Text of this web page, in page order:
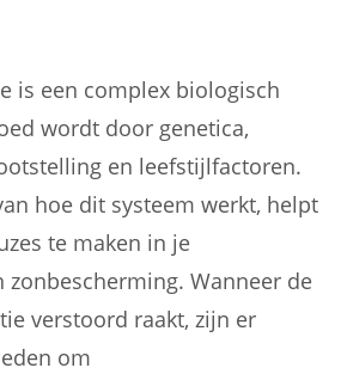
is een complex biologisch
wordt door genetica,
en leefstijlfactoren.
hoe dit systeem werkt, helpt
te maken in je
zonbescherming. Wanneer de
verstoord raakt, zijn er
om